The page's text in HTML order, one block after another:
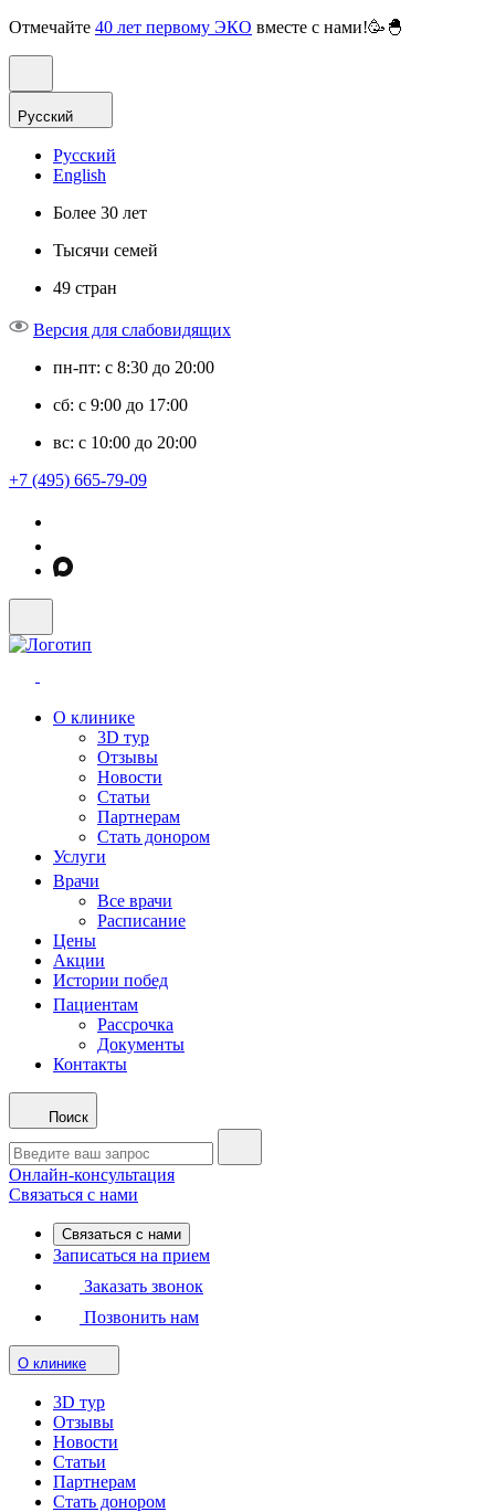
Отмечайте 40 лет первому ЭКО вместе с нами!🥳🐣
Русский
Русский
English
Более 30 лет
Тысячи семей
49 стран
Версия для слабовидящих
пн-пт: с 8:30 до 20:00
сб: с 9:00 до 17:00
вс: с 10:00 до 20:00
+7 (495) 665-79-09
О клинике
3D тур
Отзывы
Новости
Статьи
Партнерам
Стать донором
Услуги
Врачи
Все врачи
Расписание
Цены
Акции
Истории побед
Пациентам
Рассрочка
Документы
Контакты
Поиск
Онлайн-консультация
Связаться с нами
Связаться с нами
Записаться на прием
Заказать звонок
Позвонить нам
О клинике
3D тур
Отзывы
Новости
Статьи
Партнерам
Стать донором